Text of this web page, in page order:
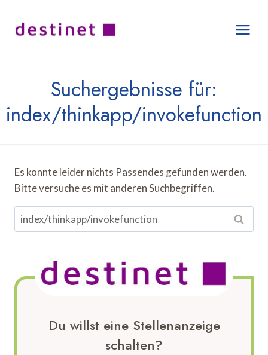
Inhalt
springen
Suchergebnisse für:
index/thinkapp/invokefunction
Es konnte leider nichts Passendes gefunden werden.
Bitte versuche es mit anderen Suchbegriffen.
Suchen
nach:
Du willst eine Stellenanzeige
schalten?